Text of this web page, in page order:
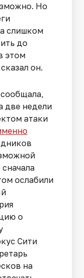
Но
слишком
до
этом
он.
две недели
атаки
ослабили
о
Сити
на